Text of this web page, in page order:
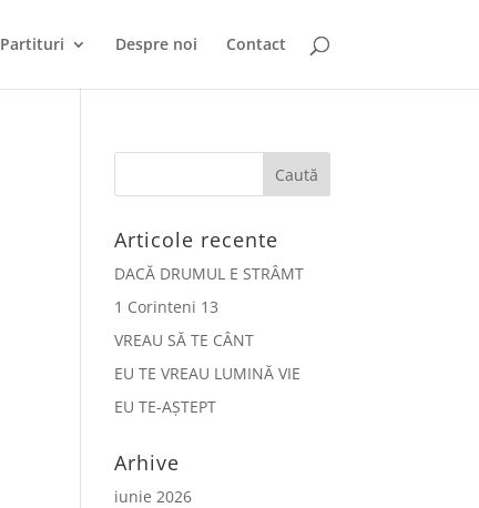
Partituri Despre noi Contact
Articole recente
DACĂ DRUMUL E STRÂMT
1 Corinteni 13
VREAU SĂ TE CÂNT
EU TE VREAU LUMINĂ VIE
EU TE-AȘTEPT
Arhive
iunie 2026